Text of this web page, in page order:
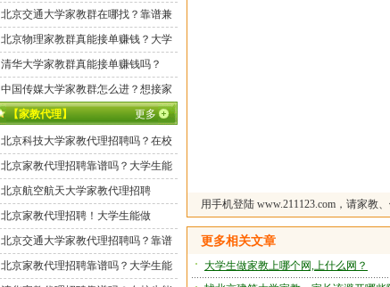
用手机登陆 www.211123.com，请家教
更多相关文章
大学生做家教上哪个网,上什么网？
真实体验分享
北京交通大学家教群在哪找？靠谱兼
职群真有吗？
北京物理家教群真能接单赚钱？大学
生亲测靠谱吗？
清华大学家教群真能接单赚钱吗？
中国传媒大学家教群怎么进？想接家
教单的看这里！
【家教代理】 更多
北京科技大学家教代理招聘吗？在校
生能做吗？
北京家教代理招聘靠谱吗？大学生能
做吗？
北京航空航天大学家教代理招聘
吗？
北京家教代理招聘！大学生能做
吗？
北京交通大学家教代理招聘吗？靠谱
吗？
北京家教代理招聘靠谱吗？大学生能